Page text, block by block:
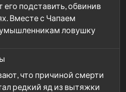
его подставить, обвинив
Вместе с Чапаем
ловушку
что причиной смерти
редкий яд из вытяжки